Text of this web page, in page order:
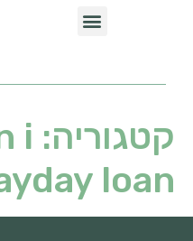
קטגוריה: i
loan